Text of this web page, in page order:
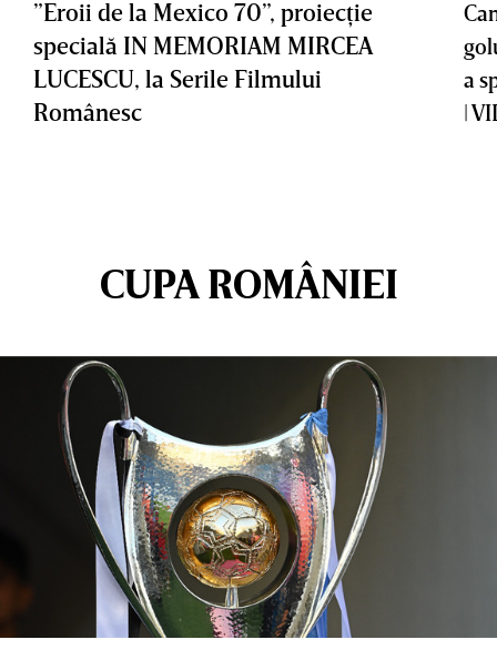
”Eroii de la Mexico 70”, proiecţie
specială IN MEMORIAM MIRCEA
LUCESCU, la Serile Filmului
Românesc
a
|
CUPA ROMÂNIEI